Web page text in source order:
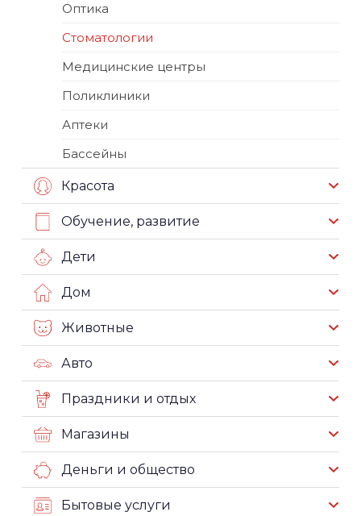
Оптика
Стоматологии
Медицинские центры
Поликлиники
Аптеки
Бассейны
Красота
Обучение, развитие
Дети
Дом
Животные
Авто
Праздники и отдых
Магазины
Деньги и общество
Бытовые услуги